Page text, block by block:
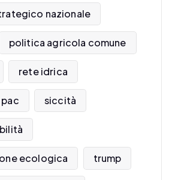
nazionale
politica agricola comune
rete idrica
siccità
ecologica trump